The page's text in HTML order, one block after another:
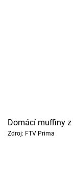
Domácí muffiny
Zdroj: FTV Prima